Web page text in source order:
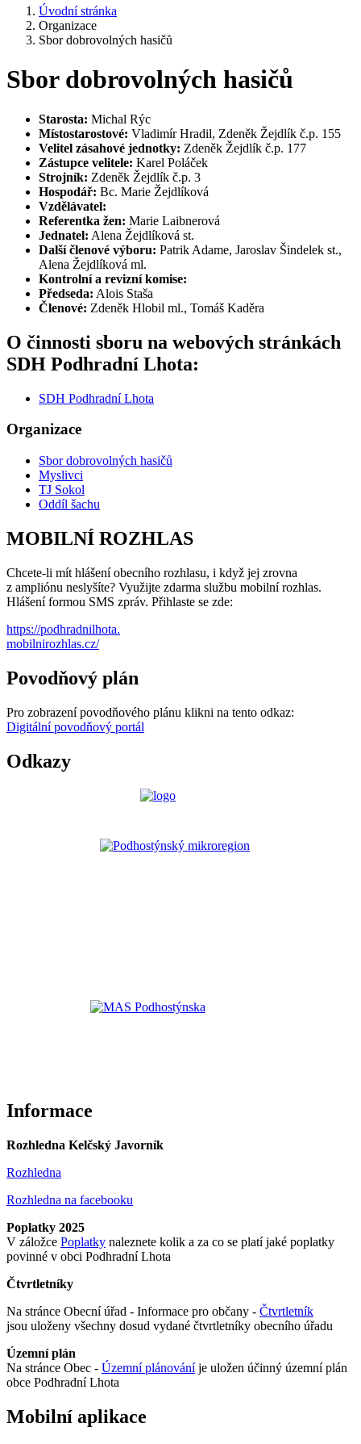
Úvodní stránka
Organizace
Sbor dobrovolných hasičů
Sbor dobrovolných hasičů
Starosta: Michal Rýc
Místostarostové: Vladimír Hradil, Zdeněk Žejdlík č.p. 155
Velitel zásahové jednotky: Zdeněk Žejdlík č.p. 177
Zástupce velitele: Karel Poláček
Strojník: Zdeněk Žejdlík č.p. 3
Hospodář: Bc. Marie Žejdlíková
Vzdělávatel:
Referentka žen: Marie Laibnerová
Jednatel: Alena Žejdlíková st.
Další členové výboru: Patrik Adame, Jaroslav Šindelek st.,
Alena Žejdlíková ml.
Kontrolní a revizní komise:
Předseda: Alois Staša
Členové: Zdeněk Hlobil ml., Tomáš Kaděra
O činnosti sboru na webových stránkách
SDH Podhradní Lhota:
SDH Podhradní Lhota
Organizace
Sbor dobrovolných hasičů
Myslivci
TJ Sokol
Oddíl šachu
MOBILNÍ ROZHLAS
Chcete-li mít hlášení obecního rozhlasu, i když jej zrovna
z ampliónu neslyšíte? Využijte zdarma službu mobilní rozhlas.
Hlášení formou SMS zpráv. Přihlaste se zde:
https://podhradnilhota.
mobilnirozhlas.cz/
Povodňový plán
Pro zobrazení povodňového plánu klikni na tento odkaz:
Digitální povodňový portál
Odkazy
Informace
Rozhledna Kelčský Javorník
Rozhledna
Rozhledna na facebooku
Poplatky 2025
V záložce Poplatky naleznete kolik a za co se platí jaké poplatky
povinné v obci Podhradní Lhota
Čtvrtletníky
Na stránce Obecní úřad - Informace pro občany - Čtvrtletník
jsou uloženy všechny dosud vydané čtvrtletníky obecního úřadu
Územní plán
Na stránce Obec - Územní plánováníje uložen účinný územní plán
obce Podhradní Lhota
Mobilní aplikace